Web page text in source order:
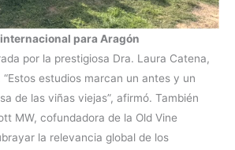
para Aragón
por la prestigiosa Dra. Laura Catena,
estudios marcan un antes y un
de las viñas viejas”, afirmó. También
MW, cofundadora de la Old Vine
la relevancia global de los